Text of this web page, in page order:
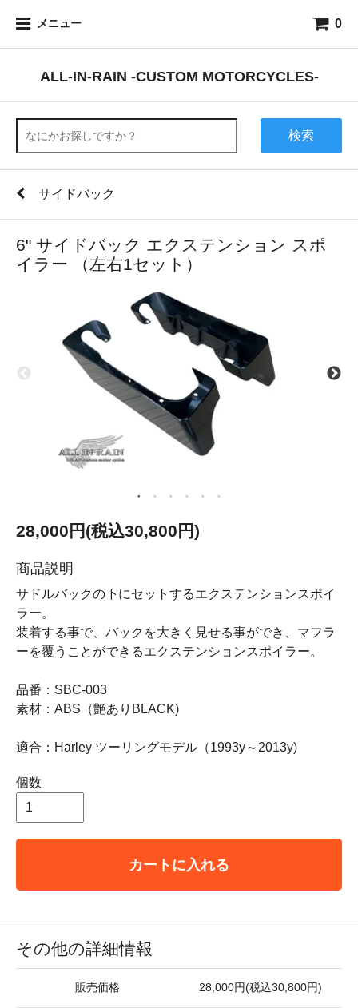
メニュー 0
ALL-IN-RAIN -CUSTOM MOTORCYCLES-
検索
サイドバック
6" サイドバック エクステンション スポ
イラー （左右1セット）
28,000円(税込30,800円)
商品説明
サドルバックの下にセットするエクステンションスポイ
ラー。
装着する事で、バックを大きく見せる事ができ、マフラ
ーを覆うことができるエクステンションスポイラー。
品番：SBC-003
素材：ABS（艶ありBLACK)
適合：Harley ツーリングモデル（1993y～2013y)
個数
カートに入れる
その他の詳細情報
販売価格 28,000円(税込30,800円)